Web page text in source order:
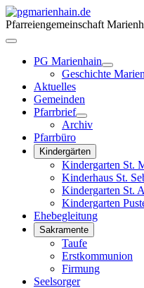
Pfarreiengemeinschaft
PG Marienhain
Geschichte
Aktuelles
Gemeinden
Pfarrbrief
Archiv
Pfarrbüro
Kindergärten
Kindergarten St.
Kinderhaus St.
Kindergarten St.
Kindergarten
Ehebegleitung
Sakramente
Taufe
Erstkommunion
Firmung
Seelsorger